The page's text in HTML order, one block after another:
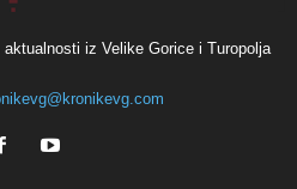
iz Velike Gorice i Turopolja